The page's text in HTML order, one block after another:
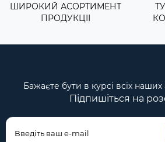
ШИРОКИЙ АСОРТИМЕНТ
ПРОДУКЦІІ
Бажаєте бути в курсі всіх
Підпишіться на